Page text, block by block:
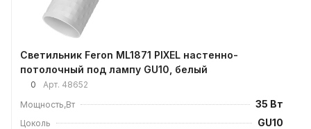
Светильник Feron ML1871 PIXEL настенно-
потолочный под лампу GU10, белый
0 Арт. 48652
Мощность,Вт
35 Вт
Цоколь GU10